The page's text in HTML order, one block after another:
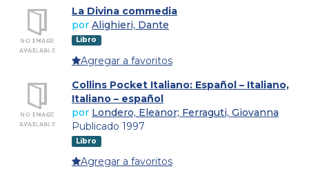
La Divina commedia
por Alighieri, Dante
Libro
Agregar a favoritos
Collins Pocket Italiano: Español – Italiano,
Italiano – español
por Londero, Eleanor; Ferraguti, Giovanna
Publicado 1997
Libro
Agregar a favoritos